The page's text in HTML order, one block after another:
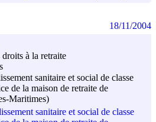
à la retraite
sanitaire et social de classe
de la maison de retraite de
Maritimes)
sanitaire et social de classe
18/11/2004